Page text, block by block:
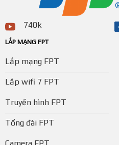
740k
LẮP MẠNG FPT
Lắp mạng FPT
Lắp wifi 7 FPT
Truyền hình FPT
Tổng đài FPT
Camera FPT